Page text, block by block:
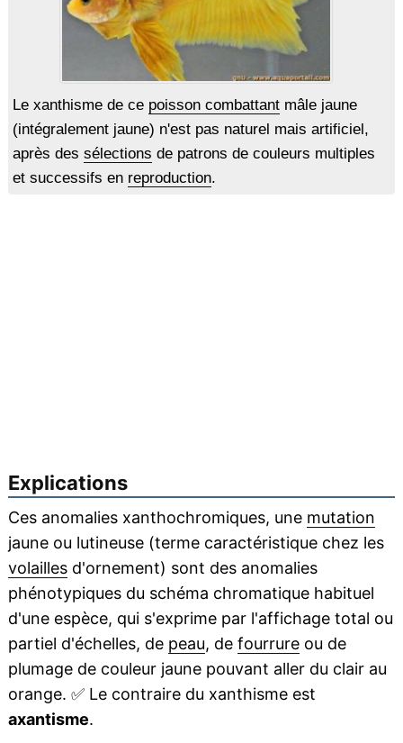
Le xanthisme de ce poisson combattantmâle jaune
(intégralement jaune) n'est pas naturel mais artificiel,
après des sélections de patrons de couleurs multiples
et successifs en reproduction.
Explications
Ces anomalies xanthochromiques, une mutation
jaune ou lutineuse (terme caractéristique chez les
volaillesd'ornement) sont des anomalies
phénotypiques du schéma chromatique habituel
d'une espèce, qui s'exprime par l'affichage total ou
partiel d'échelles, de peau, de fourrureou de
plumage de couleur jaune pouvant aller du clair au
orange. ✅Le contraire du xanthisme est
axantisme.